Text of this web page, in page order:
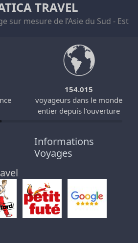
TRAVEL
sur mesure de l’Asie du Sud - Est
154.015
voyageurs dans le monde
entier depuis l'ouverture
Informations
Voyages